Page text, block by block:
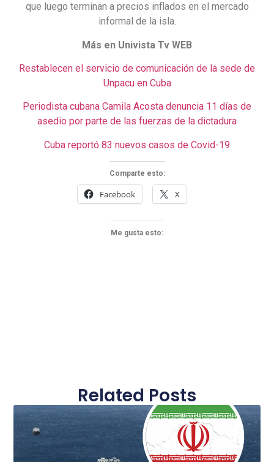
que luego terminan a precios inflados en el mercado
informal de la isla.
Más en Univista Tv WEB
Restablecen el servicio de comunicación de la sede de
Unpacu en Cuba
Periodista cubana Camila Acosta denuncia 11 días de
asedio por parte de las fuerzas de la dictadura
Cuba reportó 83 nuevos casos de Covid-19
Comparte esto:
Facebook X
Me gusta esto:
Related Posts